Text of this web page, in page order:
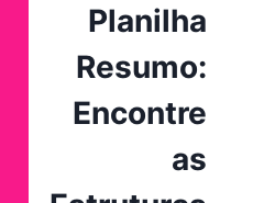
Planilha
Resumo:
Encontre
as